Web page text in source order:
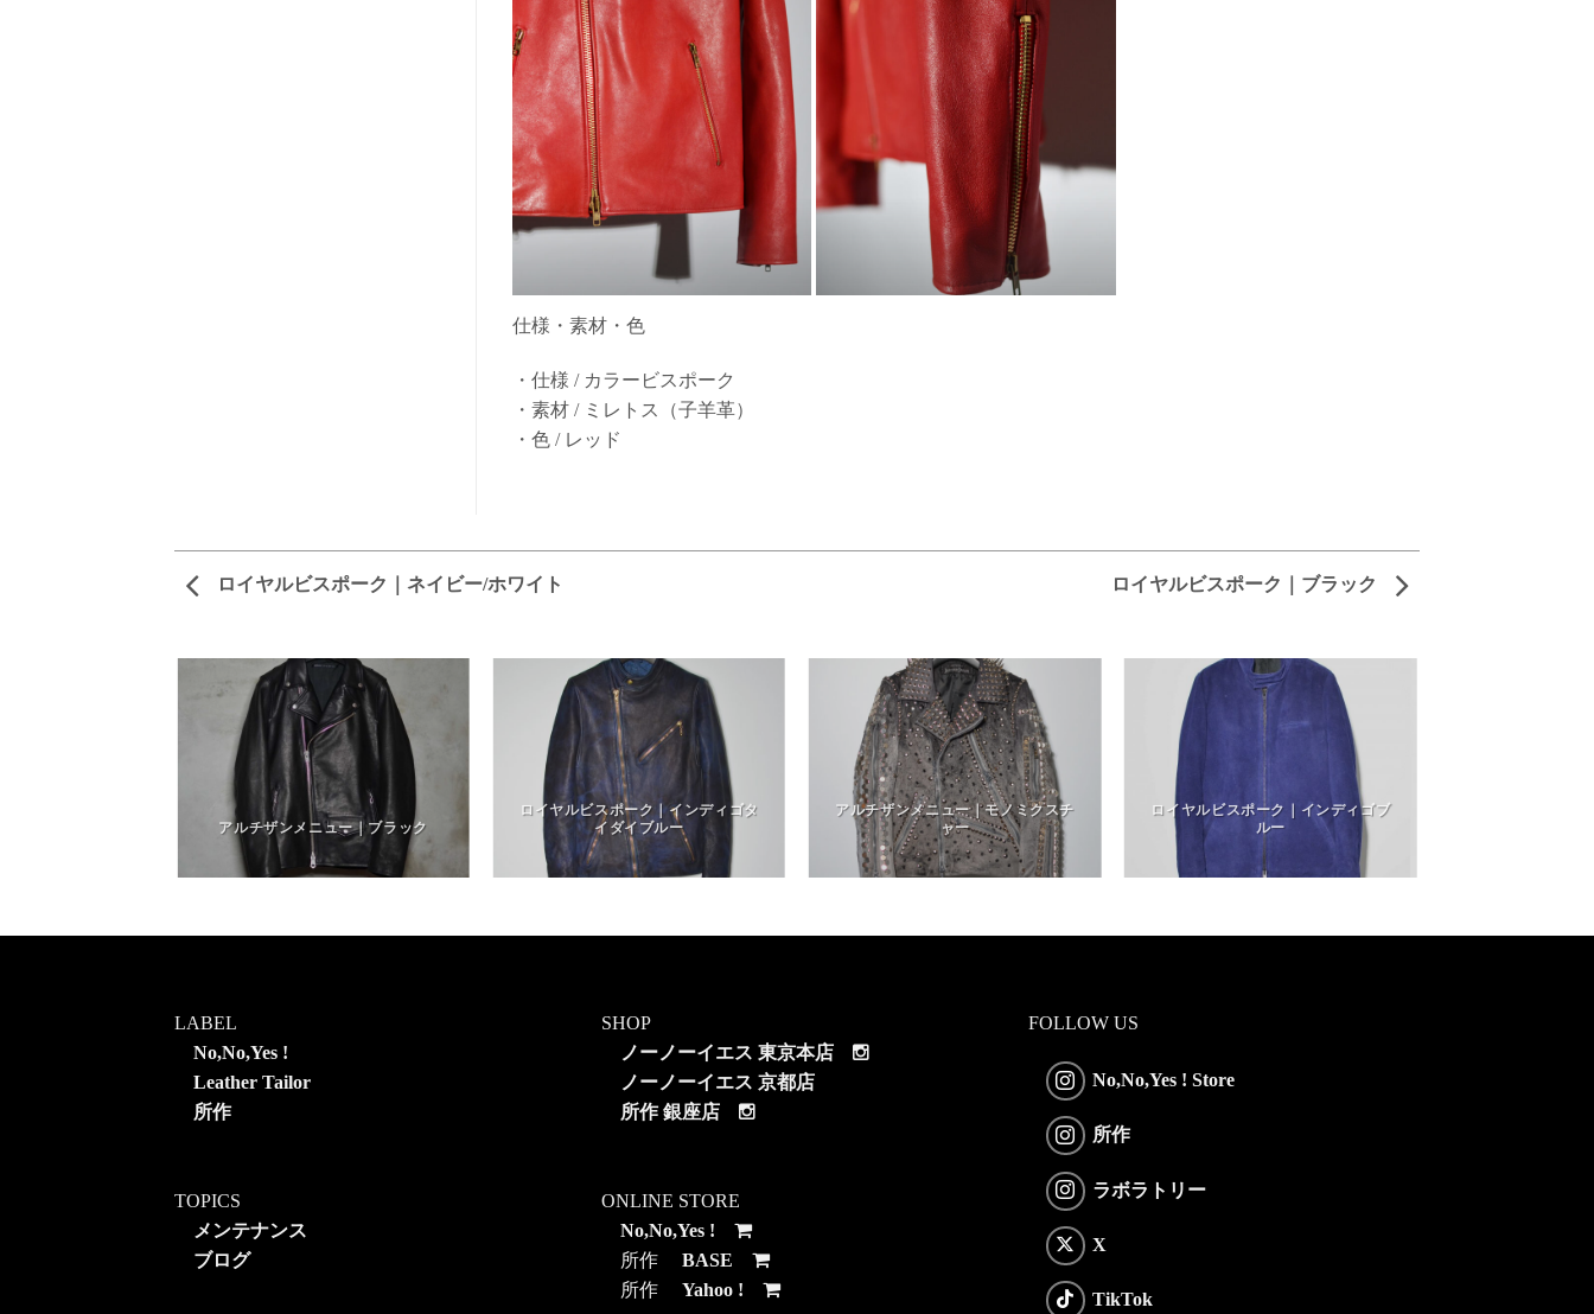
仕様・素材・色
・仕様 / カラービスポーク
・素材 / ミレトス（子羊革）
・色 / レッド
ロイヤルビスポーク｜ネイビー/ホワイト ロイヤルビスポーク｜ブラック
アルチザンメニュー｜ブラック
ロイヤルビスポーク｜インディゴタ
イダイブルー
アルチザンメニュー｜モノミクスチ
ャー
ロイヤルビスポーク｜インディゴブ
ルー
LABEL
No,No,Yes !
Leather Tailor
所作
TOPICS
メンテナンス
ブログ
SHOP
ノーノーイエス 東京本店
ノーノーイエス 京都店
所作 銀座店
ONLINE STORE
No,No,Yes !
所作 BASE
所作 Yahoo !
FOLLOW US
No,No,Yes ! Store
所作
ラボラトリー
X
TikTok